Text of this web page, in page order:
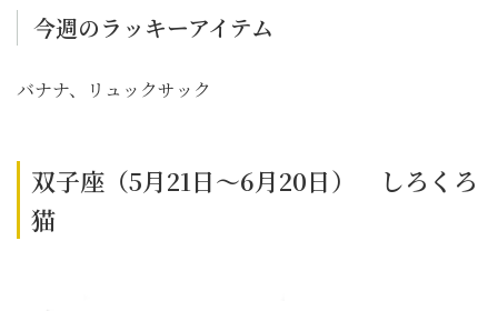
今週のラッキーアイテム
バナナ、リュックサック
双子座（5月21日～6月20日） しろくろ
猫